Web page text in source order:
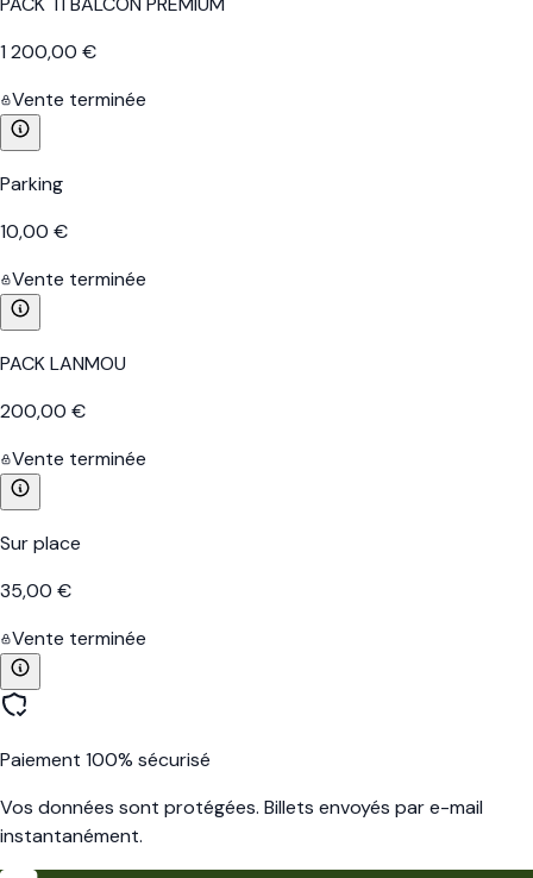
1 200,00 €
Vente terminée
Parking
10,00 €
Vente terminée
PACK LANMOU
200,00 €
Vente terminée
Sur place
35,00 €
Vente terminée
Paiement 100% sécurisé
Vos données sont protégées. Billets envoyés par e-mail
instantanément.